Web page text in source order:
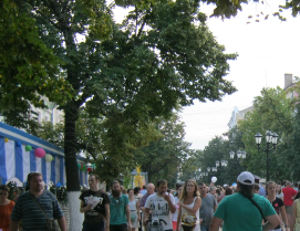
img_2943.jpg